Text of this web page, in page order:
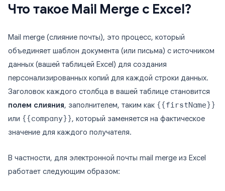
Что такое Mail Merge с Excel?
Mail merge (слияние почты), это процесс, который
объединяет шаблон документа (или письма) с источником
данных (вашей таблицей Excel) для создания
персонализированных копий для каждой строки данных.
Заголовок каждого столбца в вашей таблице становится
полем слияния, заполнителем, таким как {{firstName}}
или {{company}}, который заменяется на фактическое
значение для каждого получателя.
В частности, для электронной почты mail merge из Excel
работает следующим образом: